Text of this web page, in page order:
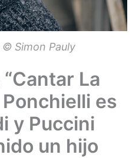
Simon Pauly
La
es
y Puccini
un hijo